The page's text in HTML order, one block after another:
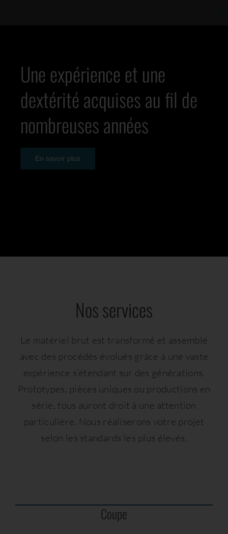
Équipements
Carrières
English
Une expérience et une
dextérité acquises au fil de
nombreuses années
En savoir plus
Nos services
Le matériel brut est transformé et assemblé
avec des procédés évolués grâce à une vaste
expérience s’étendant sur des générations.
Prototypes, pièces uniques ou productions en
série, tous auront droit à une attention
particulière. Nous réaliserons votre projet
selon les standards les plus élevés.
Coupe